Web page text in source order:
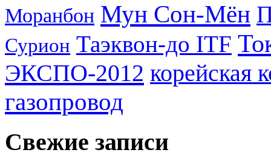
Моранбон Мун Сон-Мён
Сурион Таэквон-до ITF
ЭКСПО-2012 корейская
газопровод
Свежие записи